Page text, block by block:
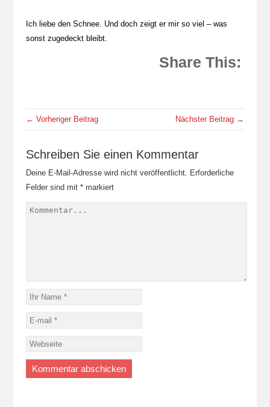
Ich liebe den Schnee. Und doch zeigt er mir so viel – was
sonst zugedeckt bleibt.
Share This:
← Vorheriger Beitrag Nächster Beitrag →
Schreiben Sie einen Kommentar
Deine E-Mail-Adresse wird nicht veröffentlicht. Erforderliche
Felder sind mit *markiert